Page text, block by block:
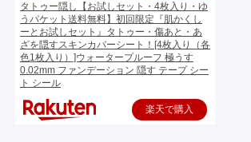
タトゥー隠し【お試しセット・4枚入り・ゆ
うパケット送料無料】初回限定『肌かくし
ーとお試しセット』タトゥー・傷あと・あ
ざを隠すスキンカバーシート！[4枚入り（各
色1枚入り）]ウォータープルーフ 極うす
0.02mm ファンデーション 隠す テープ シー
ト シール
楽天で購入